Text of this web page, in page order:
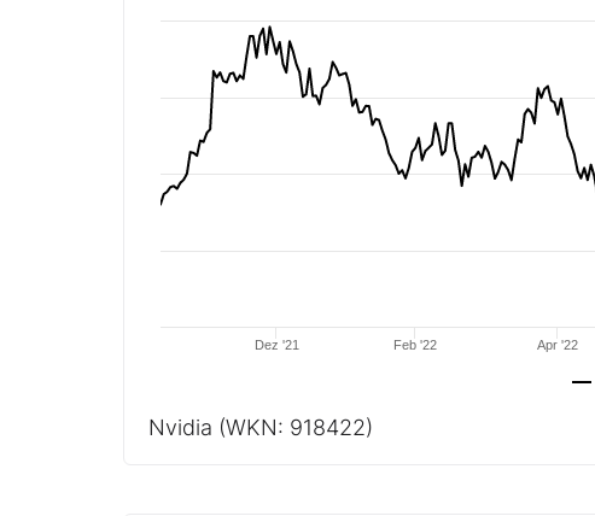
Dez '21 Feb '22 Apr '22
Nvidia (WKN: 918422)